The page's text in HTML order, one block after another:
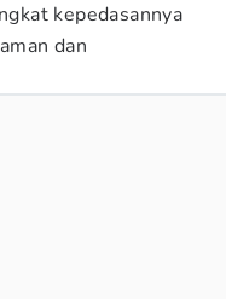
kepedasannya
dan